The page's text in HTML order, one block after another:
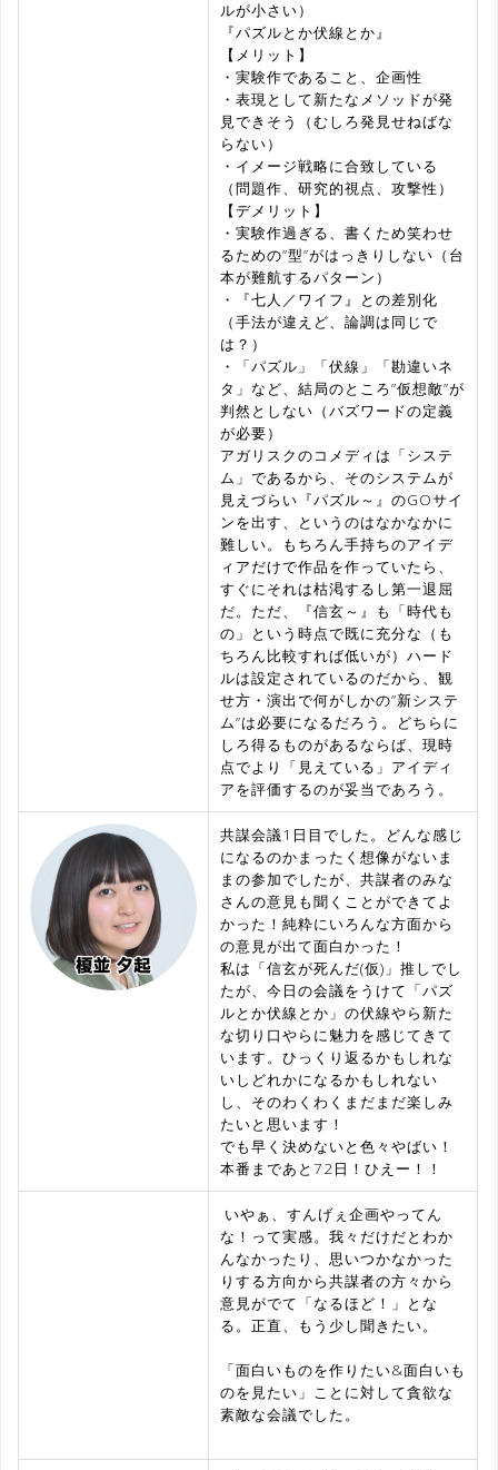
ルが小さい）
『パズルとか伏線とか』
【メリット】
・実験作であること、企画性
・表現として新たなメソッドが発
見できそう（むしろ発見せねばな
らない）
・イメージ戦略に合致している
（問題作、研究的視点、攻撃性）
【デメリット】
・実験作過ぎる、書くため笑わせ
るための”型”がはっきりしない（台
本が難航するパターン）
・『七人／ワイフ』との差別化
（手法が違えど、論調は同じで
は？）
・「パズル」「伏線」「勘違いネ
タ」など、結局のところ”仮想敵”が
判然としない（バズワードの定義
が必要）
アガリスクのコメディは「システ
ム」であるから、そのシステムが
見えづらい『パズル～』のGOサイ
ンを出す、というのはなかなかに
難しい。もちろん手持ちのアイデ
ィアだけで作品を作っていたら、
すぐにそれは枯渇するし第一退屈
だ。ただ、『信玄～』も「時代も
の」という時点で既に充分な（も
ちろん比較すれば低いが）ハード
ルは設定されているのだから、観
せ方・演出で何がしかの”新システ
ム”は必要になるだろう。どちらに
しろ得るものがあるならば、現時
点でより「見えている」アイディ
アを評価するのが妥当であろう。
共謀会議1日目でした。どんな感じ
になるのかまったく想像がないま
まの参加でしたが、共謀者のみな
さんの意見も聞くことができてよ
かった！純粋にいろんな方面から
の意見が出て面白かった！
私は「信玄が死んだ(仮)」推しでし
たが、今日の会議をうけて「パズ
ルとか伏線とか」の伏線やら新た
な切り口やらに魅力を感じてきて
います。ひっくり返るかもしれな
いしどれかになるかもしれない
し、そのわくわくまだまだ楽しみ
たいと思います！
でも早く決めないと色々やばい！
本番まであと72日！ひえー！！
いやぁ、すんげぇ企画やってん
な！って実感。我々だけだとわか
んなかったり、思いつかなかった
りする方向から共謀者の方々から
意見がでて「なるほど！」とな
る。正直、もう少し聞きたい。
「面白いものを作りたい&面白いも
のを見たい」ことに対して貪欲な
素敵な会議でした。